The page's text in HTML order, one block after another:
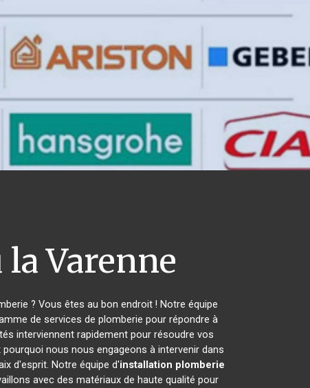
la Varenne
? Vous êtes au bon endroit ! Notre équipe
de services de plomberie pour répondre à
interviennent rapidement pour résoudre vos
nous nous engageons à intervenir dans
d'esprit. Notre équipe d'installation plomberie
avec des matériaux de haute qualité pour